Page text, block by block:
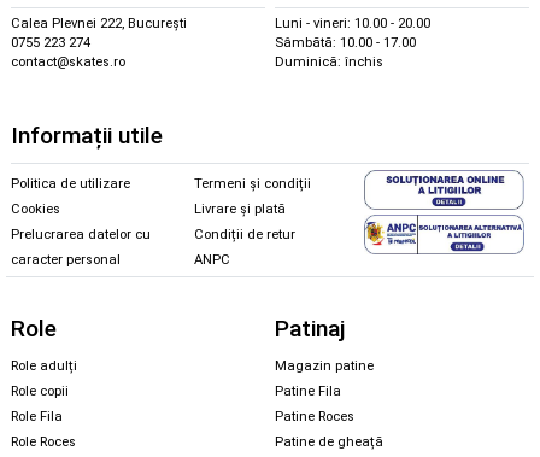
Calea Plevnei 222, București
0755 223 274
contact@skates.ro
Luni - vineri: 10.00 - 20.00
Sâmbătă: 10.00 - 17.00
Duminică: închis
Informații utile
Politica de utilizare
Cookies
Prelucrarea datelor cu
caracter personal
Termeni și condiții
Livrare și plată
Condiții de retur
ANPC
Role
Role adulți
Role copii
Role Fila
Role Roces
Patinaj
Magazin patine
Patine Fila
Patine Roces
Patine de gheață